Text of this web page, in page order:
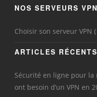
NOS SERVEURS VPN
Choisir son serveur VPN
ARTICLES RÉCENTS
Sécurité en ligne pour
ont besoin d’un VPN en